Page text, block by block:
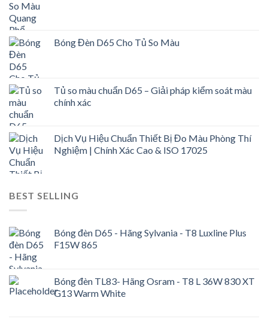
Bóng Đèn D65 Cho Tủ So Màu
Tủ so màu chuẩn D65 – Giải pháp kiểm soát màu
chính xác
Dịch Vụ Hiệu Chuẩn Thiết Bị Đo Màu Phòng Thí
Nghiệm | Chính Xác Cao & ISO 17025
BEST SELLING
Bóng đèn D65 - Hãng Sylvania - T8 Luxline Plus
F15W 865
Bóng đèn TL83- Hãng Osram - T8 L 36W 830 XT
G13 Warm White